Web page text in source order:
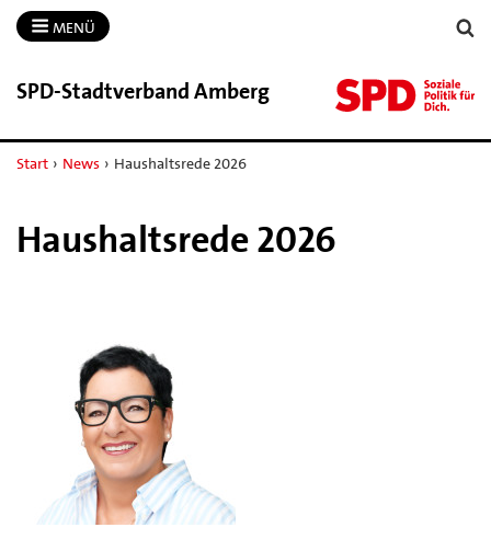
MENÜ
SPD-​Stadtverband Amberg
Start › News › Haushaltsrede 2026
Haushaltsrede 2026